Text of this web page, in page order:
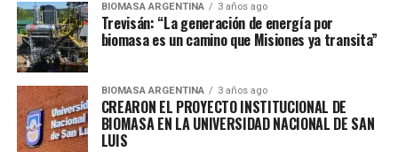
BIOMASA ARGENTINA 3 años ago
Trevisán: “La generación de energía por
biomasa es un camino que Misiones ya transita”
BIOMASA ARGENTINA 3 años ago
CREARON EL PROYECTO INSTITUCIONAL DE
BIOMASA EN LA UNIVERSIDAD NACIONAL DE SAN
LUIS